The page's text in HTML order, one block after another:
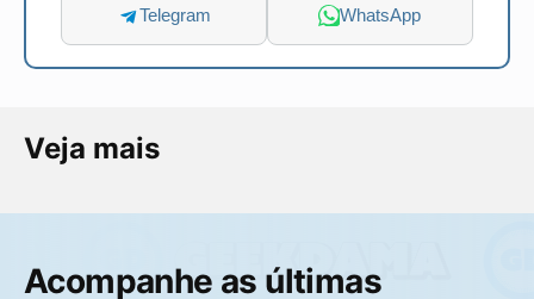
Telegram WhatsApp
Veja mais
Acompanhe as últimas